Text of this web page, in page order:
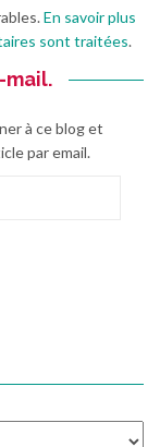
En savoir plus
sont traitées.
mail.
à ce blog et
par email.